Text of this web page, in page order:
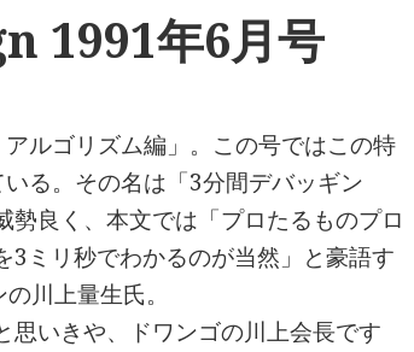
1991年6月号
ルゴリズム編」。この号ではこの特
る。その名は「3分間デバッギン
良く、本文では「プロたるものプロ
3ミリ秒でわかるのが当然」と豪語す
川上量生氏。
思いきや、ドワンゴの川上会長です